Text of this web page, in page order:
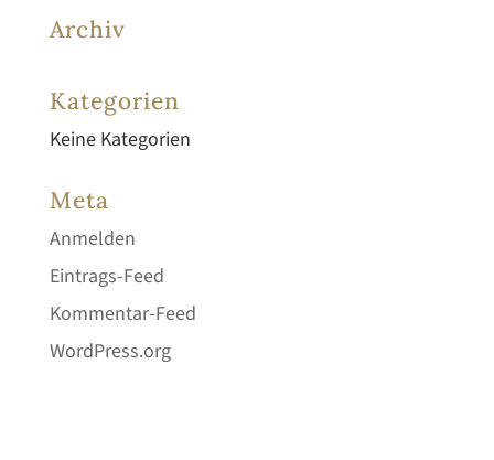
Archiv
Kategorien
Keine Kategorien
Meta
Anmelden
Eintrags-Feed
Kommentar-Feed
WordPress.org